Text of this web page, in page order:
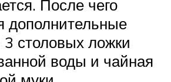
После чего
дополнительные
столовых ложки
воды и чайная